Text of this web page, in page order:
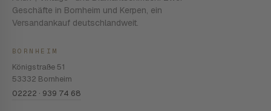
Geschäfte in Bornheim und Kerpen, ein
Versandankauf deutschlandweit.
BORNHEIM
Königstraße 51
53332 Bornheim
02222 · 939 74 68